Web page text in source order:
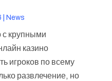
News
с крупными
казино
игроков по всему
развлечение, но